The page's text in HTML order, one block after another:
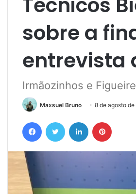
sobre a
entrevista
Irmãozinhos e
Maxsuel Bruno 8 de agosto